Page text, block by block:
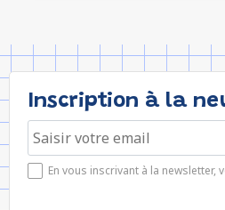
Inscription à la
En vous inscrivant à la newsletter,